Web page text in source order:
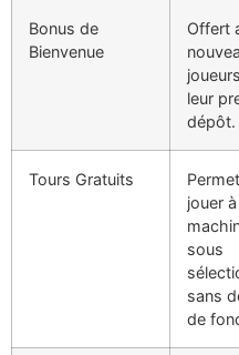
Bonus de
Bienvenue
Offert
leur
dépôt.
Tours Gratuits
jouer
sous
sans
de